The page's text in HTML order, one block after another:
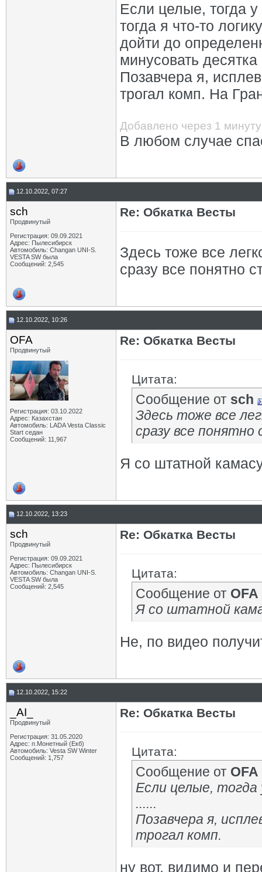
Если целые, тогда
тогда я что-то
дойти до
минусовать
Позавчера я,
трогал комп. На
Добавлено через 1 минуту
В любом случае
12.10.2022, 07:27
sch
Продвинутый
Регистрация: 09.09.2021
Адрес: Пылесибирск
Автомобиль: Changan UNI-S.
VESTA SW была
Сообщений: 2,545
Re: Обкатка Весты
Здесь тоже все
сразу все понятно
12.10.2022, 10:26
OFA
Продвинутый
Регистрация: 03.10.2022
Адрес: Казахстан
Автомобиль: LADA Vesta Classic
Start седан
Сообщений: 11,967
Re: Обкатка Весты
Цитата:
Сообщение от sch
Здесь тоже все
сразу все
Я со штатной
12.10.2022, 13:23
sch
Продвинутый
Регистрация: 09.09.2021
Адрес: Пылесибирск
Автомобиль: Changan UNI-S.
VESTA SW была
Сообщений: 2,545
Re: Обкатка Весты
Цитата:
Сообщение от OFA
Я со штатной
Не, по видео
12.10.2022, 15:22
_AI_
Продвинутый
Регистрация: 31.05.2020
Адрес: п.Монетный (Екб)
Автомобиль: Vesta SW Winter
Сообщений: 1,757
Re: Обкатка Весты
Цитата:
Сообщение от OFA
Если целые, тогда
......
Позавчера я,
трогал комп.
ну вот, видимо и